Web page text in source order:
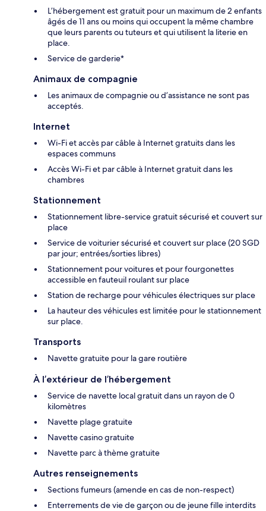
L’hébergement est gratuit pour un maximum de 2 enfants
âgés de 11 ans ou moins qui occupent la même chambre
que leurs parents ou tuteurs et qui utilisent la literie en
place.
Service de garderie*
Animaux de compagnie
Les animaux de compagnie ou d’assistance ne sont pas
acceptés.
Internet
Wi-Fi et accès par câble à Internet gratuits dans les
espaces communs
Accès Wi-Fi et par câble à Internet gratuit dans les
chambres
Stationnement
Stationnement libre-service gratuit sécurisé et couvert sur
place
Service de voiturier sécurisé et couvert sur place (20 SGD
par jour; entrées/sorties libres)
Stationnement pour voitures et pour fourgonettes
accessible en fauteuil roulant sur place
Station de recharge pour véhicules électriques sur place
La hauteur des véhicules est limitée pour le stationnement
sur place.
Transports
Navette gratuite pour la gare routière
À l’extérieur de l’hébergement
Service de navette local gratuit dans un rayon de 0
kilomètres
Navette plage gratuite
Navette casino gratuite
Navette parc à thème gratuite
Autres renseignements
Sections fumeurs (amende en cas de non-respect)
Enterrements de vie de garçon ou de jeune fille interdits